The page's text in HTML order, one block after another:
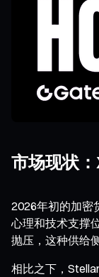
市场现状
2026年初的加密
心理和技术支撑
抛压，这种供给
相比之下，